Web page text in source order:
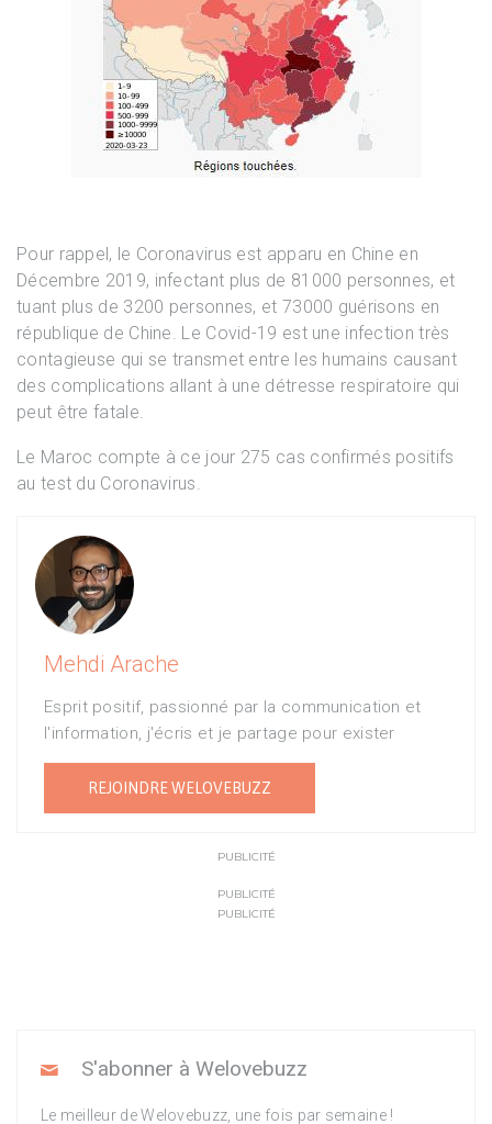
Pour rappel, le Coronavirus est apparu en Chine en
Décembre 2019, infectant plus de 81000 personnes, et
tuant plus de 3200 personnes, et 73000 guérisons en
république de Chine. Le Covid-19 est une infection très
contagieuse qui se transmet entre les humains causant
des complications allant à une détresse respiratoire qui
peut être fatale.
Le Maroc compte à ce jour 275 cas confirmés positifs
au test du Coronavirus.
Mehdi Arache
Esprit positif, passionné par la communication et
l'information, j'écris et je partage pour exister
REJOINDRE WELOVEBUZZ
PUBLICITÉ
PUBLICITÉ
PUBLICITÉ
S'abonner à Welovebuzz
Le meilleur de Welovebuzz, une fois par semaine !